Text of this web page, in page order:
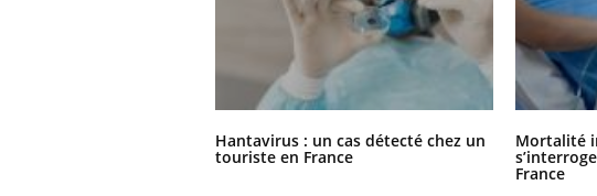
Hantavirus : un cas détecté chez un
touriste en France
Mortalité
France